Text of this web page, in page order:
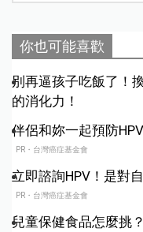
你也可能喜歡
別再逼孩子吃飯了！
的消化力！
伴侶和妳一起預防
PR・台灣癌症基金會
立即諮詢HPV！是對
PR・台灣癌症基金會
兒童保健食品怎麼挑